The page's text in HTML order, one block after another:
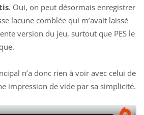
. Oui, on peut désormais enregistrer
lacune comblée qui m’avait laissé
version du jeu, surtout que PES le
n’a donc rien à voir avec celui de
impression de vide par sa simplicité.